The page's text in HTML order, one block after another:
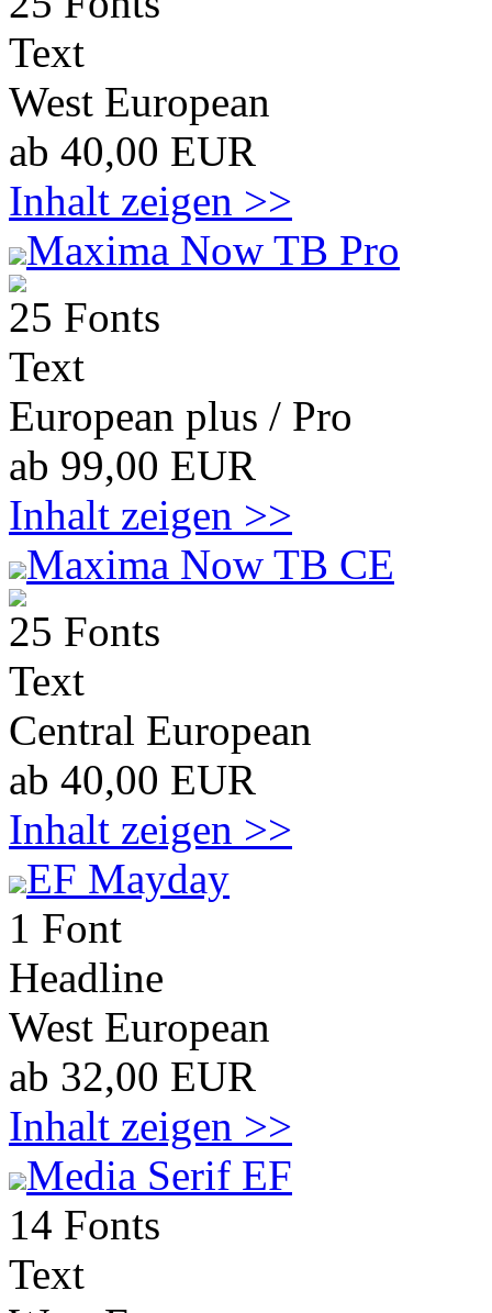
Text
West European
ab 40,00 EUR
Inhalt zeigen >>
Maxima Now TB Pro
25 Fonts
Text
European plus / Pro
ab 99,00 EUR
Inhalt zeigen >>
Maxima Now TB CE
25 Fonts
Text
Central European
ab 40,00 EUR
Inhalt zeigen >>
EF Mayday
1 Font
Headline
West European
ab 32,00 EUR
Inhalt zeigen >>
Media Serif EF
14 Fonts
Text